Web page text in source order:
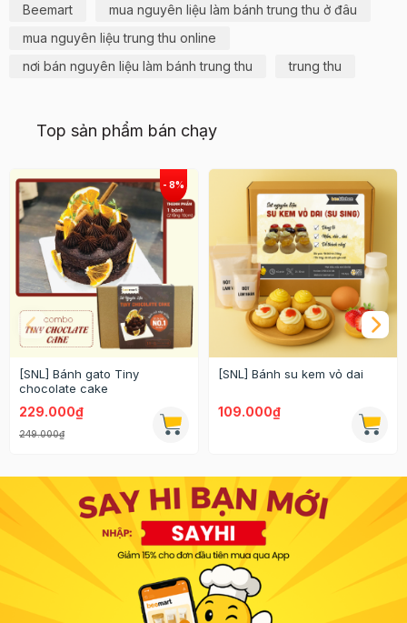
Beemart
mua nguyên liệu làm bánh trung thu ở đâu
mua nguyên liệu trung thu online
nơi bán nguyên liệu làm bánh trung thu
trung thu
Top sản phẩm bán chạy
[SNL] Bánh gato Tiny
chocolate cake
229.000₫
249.000₫
[SNL] Bánh su kem vỏ dai
109.000₫